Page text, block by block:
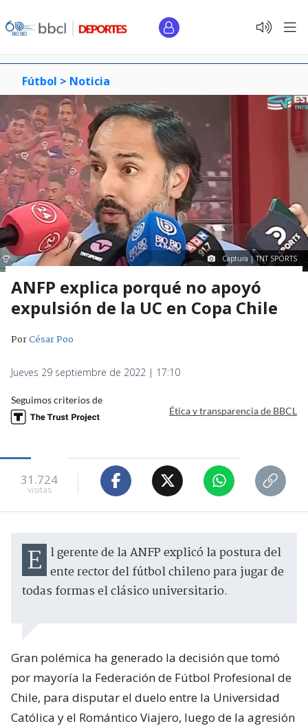
Fútbol > Noticia
Captura | TNT SPORTS
ANFP explica porqué no apoyó
expulsión de la UC en Copa Chile
PorCésar Poo
Jueves 29 septiembre de 2022 | 17:10
Seguimos criterios de
Ética y transparencia de BBCL
31.724
visitas
El gerente de la ANFP explicó la postura del ente rector del fútbol chileno para jugar de
todas formas el clásico universitario.
Gran polémica ha generado la decisión que tomó
por mayoría la Federación de Fútbol Profesional de
Chile, para disputar el duelo entre la Universidad
Católica y el Romántico Viajero, luego de la agresión